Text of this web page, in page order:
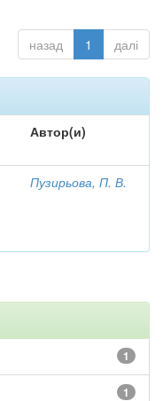
назад 1 далі
Автор(и)
Пузирьова, П. В.
1
1